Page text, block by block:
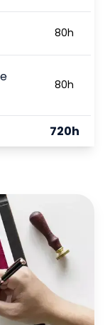
80h
80h
720h